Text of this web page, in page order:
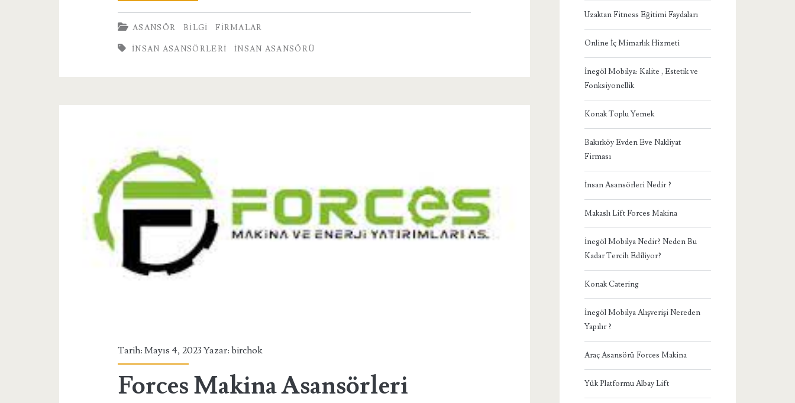
Asansörleri
ASANSÖR BILGI FIRMALAR
İNSAN ASANSÖRLERI INSAN ASANSÖRÜ
Tarih: Mayıs 4, 2023 Yazar:birchok
Forces Makina Asansörleri
Uzaktan Fitness Eğitimi Faydaları
Online İç Mimarlık Hizmeti
İnegöl Mobilya: Kalite , Estetik ve
Fonksiyonellik
Konak Toplu Yemek
Bakırköy Evden Eve Nakliyat
Firması
İnsan Asansörleri Nedir ?
Makaslı Lift Forces Makina
İnegöl Mobilya Nedir? Neden Bu
Kadar Tercih Ediliyor?
Konak Catering
İnegöl Mobilya Alışverişi Nereden
Yapılır ?
Araç Asansörü Forces Makina
Yük Platformu Albay Lift